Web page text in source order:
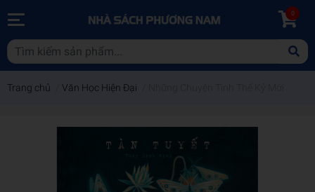
0
Trang chủ Văn Học Hiện Đại